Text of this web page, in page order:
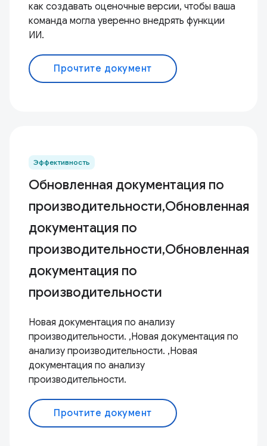
как создавать оценочные версии, чтобы ваша
команда могла уверенно внедрять функции
ИИ.
Прочтите документ
Эффективность
Обновленная документация по
производительности,Обновленная
документация по
производительности,Обновленная
документация по
производительности
Новая документация по анализу
производительности. ,Новая документация по
анализу производительности. ,Новая
документация по анализу
производительности.
Прочтите документ